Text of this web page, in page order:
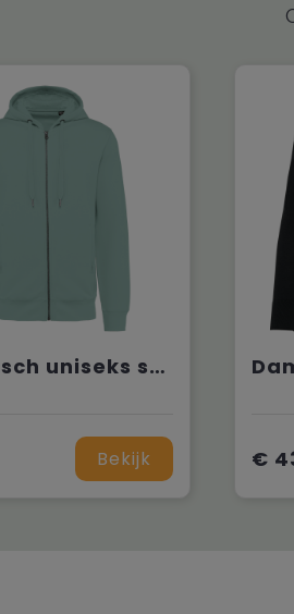
Ecologisch uniseks sweatvest met capuchon
Bekijk €